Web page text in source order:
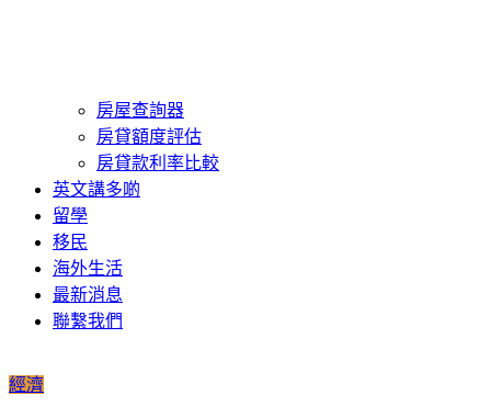
房屋查詢器
房貸額度評估
房貸款利率比較
英文講多啲
留學
移民
海外生活
最新消息
聯繫我們
經濟